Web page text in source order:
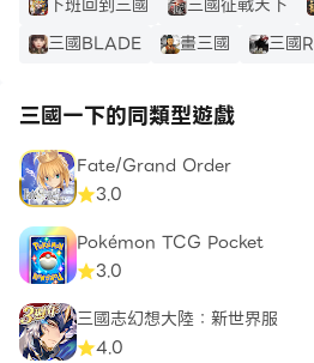
三國BLADE
畫三國 三國R
三國一下的同類型遊戲
Fate/Grand Order
3.0
Pokémon TCG Pocket
3.0
三國志幻想大陸：新世界服
4.0